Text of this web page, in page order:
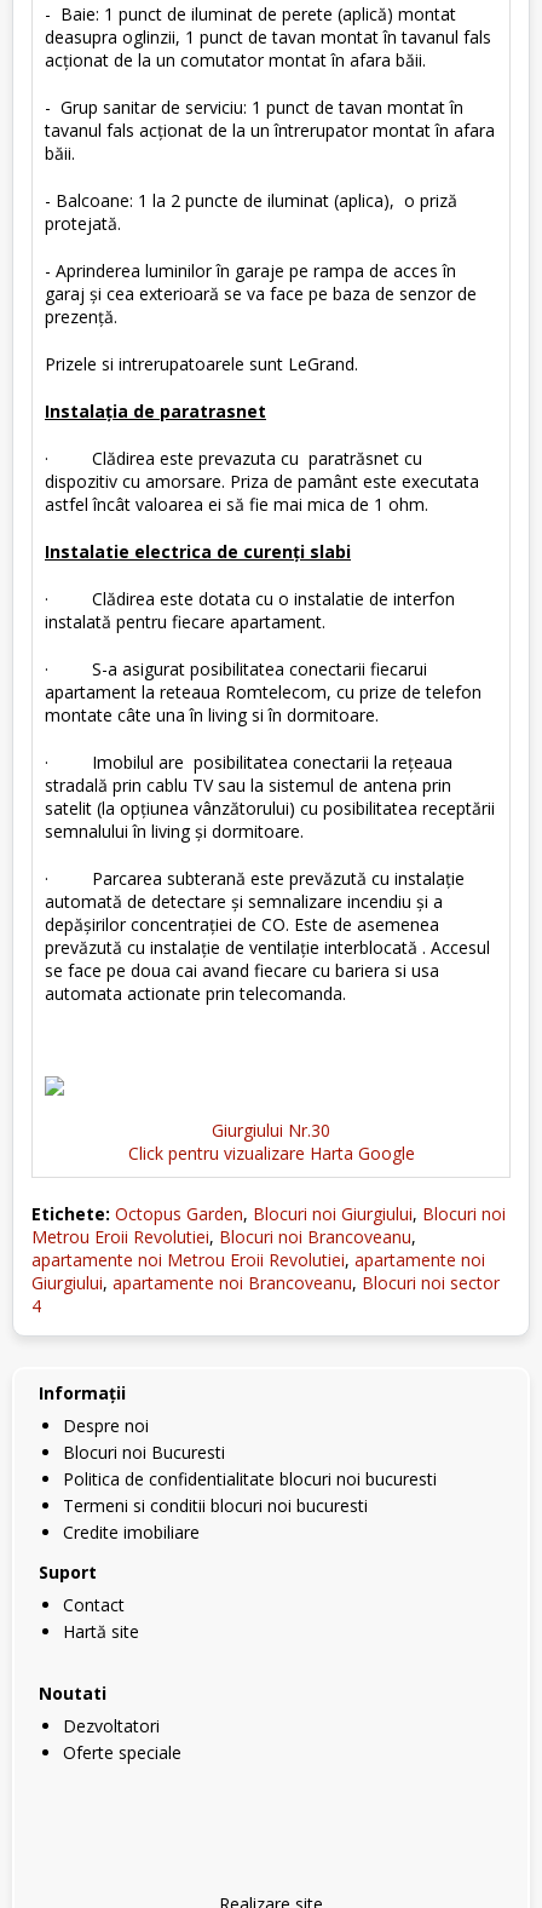
- Baie: 1 punct de iluminat de perete (aplică) montat
deasupra oglinzii, 1 punct de tavan montat în tavanul fals
acţionat de la un comutator montat în afara băii.
- Grup sanitar de serviciu: 1 punct de tavan montat în
tavanul fals acţionat de la un întrerupator montat în afara
băii.
- Balcoane: 1 la 2 puncte de iluminat (aplica), o priză
protejată.
- Aprinderea luminilor în garaje pe rampa de acces în
garaj şi cea exterioară se va face pe baza de senzor de
prezenţă.
Prizele si intrerupatoarele sunt LeGrand.
Instalaţia de paratrasnet
· Clădirea este prevazuta cu paratrăsnet cu
dispozitiv cu amorsare. Priza de pamânt este executata
astfel încât valoarea ei să fie mai mica de 1 ohm.
Instalatie electrica de curenţi slabi
· Clădirea este dotata cu o instalatie de interfon
instalată pentru fiecare apartament.
· S-a asigurat posibilitatea conectarii fiecarui
apartament la reteaua Romtelecom, cu prize de telefon
montate câte una în living si în dormitoare.
· Imobilul are posibilitatea conectarii la reţeaua
stradală prin cablu TV sau la sistemul de antena prin
satelit (la opţiunea vânzătorului) cu posibilitatea receptării
semnalului în living şi dormitoare.
· Parcarea subterană este prevăzută cu instalaţie
automată de detectare şi semnalizare incendiu şi a
depăşirilor concentraţiei de CO. Este de asemenea
prevăzută cu instalaţie de ventilaţie interblocată . Accesul
se face pe doua cai avand fiecare cu bariera si usa
automata actionate prin telecomanda.
Giurgiului Nr.30
Click pentru vizualizare Harta Google
Etichete: Octopus Garden, Blocuri noi Giurgiului, Blocuri noi
Metrou Eroii Revolutiei, Blocuri noi Brancoveanu,
apartamente noi Metrou Eroii Revolutiei, apartamente noi
Giurgiului, apartamente noi Brancoveanu, Blocuri noi sector
4
Informaţii
Despre noi
Blocuri noi Bucuresti
Politica de confidentialitate blocuri noi bucuresti
Termeni si conditii blocuri noi bucuresti
Credite imobiliare
Suport
Contact
Hartă site
Noutati
Dezvoltatori
Oferte speciale